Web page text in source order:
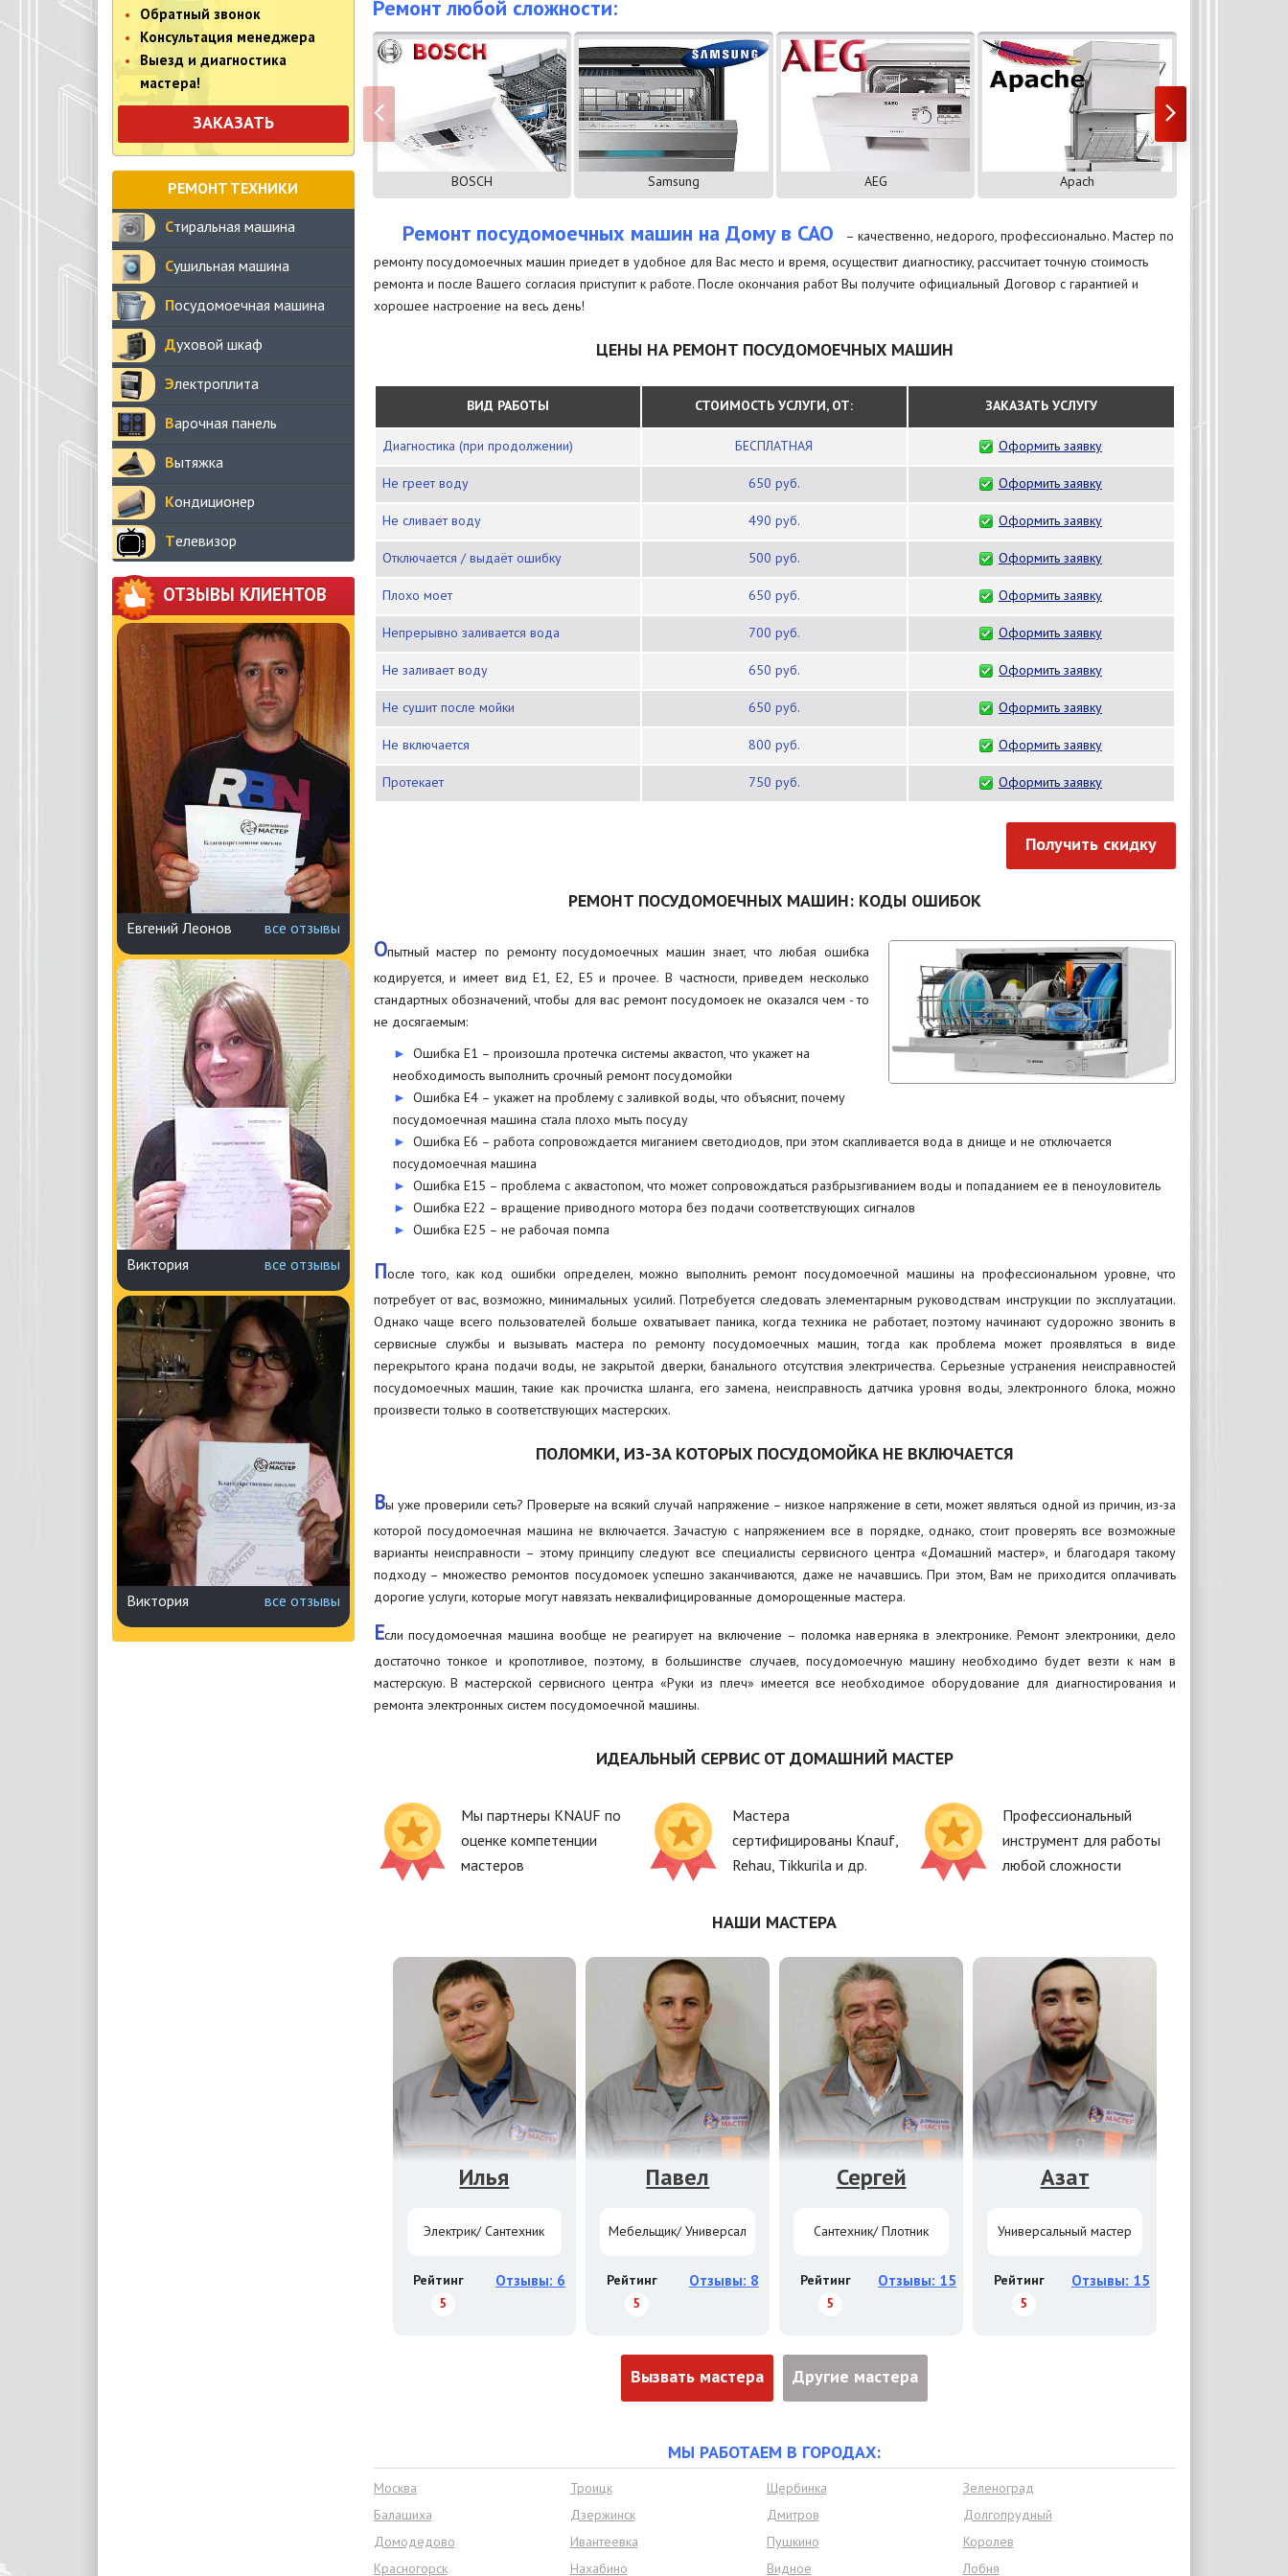
Обратный звонок
Консультация менеджера
Выезд и диагностика
мастера!
ЗАКАЗАТЬ
РЕМОНТ ТЕХНИКИ
Стиральная машина
Сушильная машина
Посудомоечная машина
Духовой шкаф
Электроплита
Варочная панель
Вытяжка
Кондиционер
Телевизор
ОТЗЫВЫ КЛИЕНТОВ
Евгений Леонов все отзывы
Виктория все отзывы
Виктория все отзывы
Ремонт любой сложности:
BOSCH Samsung AEG Apach
Ремонт посудомоечных машин на Дому в САО
– качественно, недорого, профессионально. Мастер по
ремонту посудомоечных машин приедет в удобное для Вас место и время, осуществит диагностику, рассчитает точную стоимость
ремонта и после Вашего согласия приступит к работе. После окончания работ Вы получите официальный Договор с гарантией и
хорошее настроение на весь день!
ЦЕНЫ НА РЕМОНТ ПОСУДОМОЕЧНЫХ МАШИН
ВИД РАБОТЫ СТОИМОСТЬ УСЛУГИ, ОТ: ЗАКАЗАТЬ УСЛУГУ
Диагностика (при продолжении) БЕСПЛАТНАЯ Оформить заявку
Не греет воду 650 руб. Оформить заявку
Не сливает воду 490 руб. Оформить заявку
Отключается / выдаёт ошибку 500 руб. Оформить заявку
Плохо моет 650 руб. Оформить заявку
Непрерывно заливается вода 700 руб. Оформить заявку
Не заливает воду 650 руб. Оформить заявку
Не сушит после мойки 650 руб. Оформить заявку
Не включается 800 руб. Оформить заявку
Протекает 750 руб. Оформить заявку
Получить скидку
РЕМОНТ ПОСУДОМОЕЧНЫХ МАШИН: КОДЫ ОШИБОК
Опытный мастер по ремонту посудомоечных машин знает, что любая ошибка
кодируется, и имеет вид Е1, Е2, Е5 и прочее. В частности, приведем несколько
стандартных обозначений, чтобы для вас ремонт посудомоек не оказался чем - то
не досягаемым:
Ошибка Е1 – произошла протечка системы аквастоп, что укажет на
необходимость выполнить срочный ремонт посудомойки
Ошибка Е4 – укажет на проблему с заливкой воды, что объяснит, почему
посудомоечная машина стала плохо мыть посуду
Ошибка Е6 – работа сопровождается миганием светодиодов, при этом скапливается вода в днище и не отключается
посудомоечная машина
Ошибка Е15 – проблема с аквастопом, что может сопровождаться разбрызгиванием воды и попаданием ее в пеноуловитель
Ошибка Е22 – вращение приводного мотора без подачи соответствующих сигналов
Ошибка Е25 – не рабочая помпа
осле того, как код ошибки определен, можно выполнить ремонт посудомоечной машины на профессиональном уровне, что
потребует от вас, возможно, минимальных усилий. Потребуется следовать элементарным руководствам инструкции по эксплуатации.
Однако чаще всего пользователей больше охватывает паника, когда техника не работает, поэтому начинают судорожно звонить в
сервисные службы и вызывать мастера по ремонту посудомоечных машин, тогда как проблема может проявляться в виде
перекрытого крана подачи воды, не закрытой дверки, банального отсутствия электричества. Серьезные устранения неисправностей
посудомоечных машин, такие как прочистка шланга, его замена, неисправность датчика уровня воды, электронного блока, можно
произвести только в соответствующих мастерских.
ПОЛОМКИ, ИЗ-ЗА КОТОРЫХ ПОСУДОМОЙКА НЕ ВКЛЮЧАЕТСЯ
Вы уже проверили сеть? Проверьте на всякий случай напряжение – низкое напряжение в сети, может являться одной из причин, из-за
которой посудомоечная машина не включается. Зачастую с напряжением все в порядке, однако, стоит проверять все возможные
варианты неисправности – этому принципу следуют все специалисты сервисного центра «Домашний мастер», и благодаря такому
подходу – множество ремонтов посудомоек успешно заканчиваются, даже не начавшись. При этом, Вам не приходится оплачивать
дорогие услуги, которые могут навязать неквалифицированные доморощенные мастера.
Если посудомоечная машина вообще не реагирует на включение – поломка наверняка в электронике. Ремонт электроники, дело
достаточно тонкое и кропотливое, поэтому, в большинстве случаев, посудомоечную машину необходимо будет везти к нам в
мастерскую. В мастерской сервисного центра «Руки из плеч» имеется все необходимое оборудование для диагностирования и
ремонта электронных систем посудомоечной машины.
ИДЕАЛЬНЫЙ СЕРВИС ОТ ДОМАШНИЙ МАСТЕР
Мы партнеры KNAUF по
оценке компетенции
мастеров
Мастера
сертифицированы Knauf,
Rehau, Tikkurila и др.
Профессиональный
инструмент для работы
любой сложности
НАШИ МАСТЕРА
Илья
Электрик/ Сантехник
Рейтинг
5
Отзывы: 6
Павел
Мебельщик/ Универсал
Рейтинг
5
Отзывы: 8
Сергей
Сантехник/ Плотник
Рейтинг
5
Отзывы: 15
Азат
Универсальный мастер
Рейтинг
5
Отзывы: 15
Вызвать мастера Другие мастера
МЫ РАБОТАЕМ В ГОРОДАХ:
Москва Троицк Щербинка
Зеленоград
Балашиха
Дзержинск Дмитров
Долгопрудный
Домодедово
Ивантеевка Пушкино
Королев
Красногорск
Нахабино Видное Лобня